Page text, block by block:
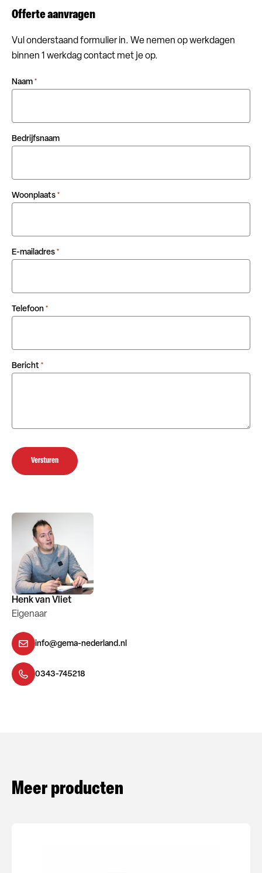
Henk van Vliet
Eigenaar
info@gema-nederland.nl
0343-745218
Offerte aanvragen
Vul onderstaand formulier in. We nemen op werkdagen
binnen 1 werkdag contact met je op.
Naam *
Bedrijfsnaam
Woonplaats *
E-mailadres *
Telefoon *
Bericht *
Versturen
Meer producten